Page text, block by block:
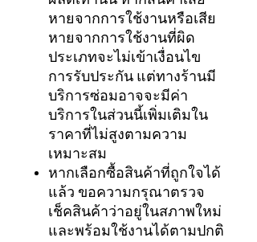
หายจากการใช้งานหรือเสีย
หายจากการใช้งานที่ผิด
ประเภทจะไม่เข้าเงื่อนไข
การรับประกัน แต่ทางร้านมี
บริการซ่อมอาจจะมีค่า
บริการในส่วนนี้เพิ่มเติมใน
ราคาที่ไม่สูงตามความ
เหมาะสม
หากเลือกซื้อสินค้าที่ถูกใจได้
แล้ว ขอความกรุณาตรวจ
เช็คสินค้าว่าอยู่ในสภาพใหม่
และพร้อมใช้งานได้ตามปกติ